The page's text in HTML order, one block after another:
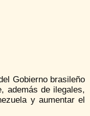
Gobierno brasileño
además de ilegales,
y aumentar el